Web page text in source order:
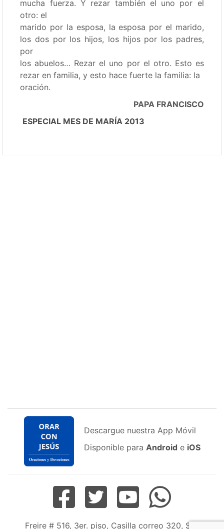
mucha fuerza. Y rezar también el uno por el
otro: el
marido por la esposa, la esposa por el marido,
los dos por los hijos, los hijos por los padres,
por
los abuelos… Rezar el uno por el otro. Esto es
rezar en familia, y esto hace fuerte la familia: la
oración.
PAPA FRANCISCO
ESPECIAL MES DE MARÍA 2013
Descargue nuestra App Móvil
Disponible para Android e iOS
Freire # 516, 3er. piso, Casilla correo 320, San